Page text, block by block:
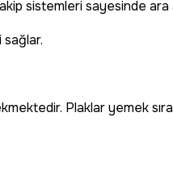
sistemleri sayesinde
Plaklar yemek